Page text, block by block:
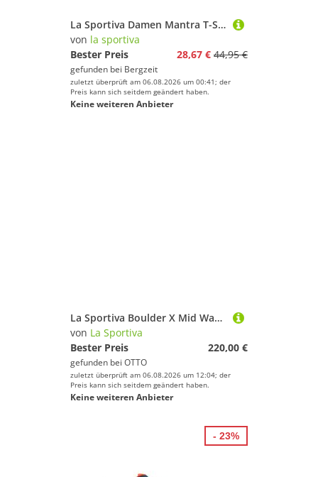
La Sportiva Damen Mantra T-Shirt
von la sportiva
Bester Preis
28,67 € 44,95 €
gefunden bei Bergzeit
zuletzt überprüft am 06.08.2026 um 00:41; der
Preis kann sich seitdem geändert haben.
Keine weiteren Anbieter
La Sportiva Boulder X Mid Wanderschuh
von La Sportiva
Bester Preis
220,00 €
gefunden bei OTTO
zuletzt überprüft am 06.08.2026 um 12:04; der
Preis kann sich seitdem geändert haben.
Keine weiteren Anbieter
- 23%